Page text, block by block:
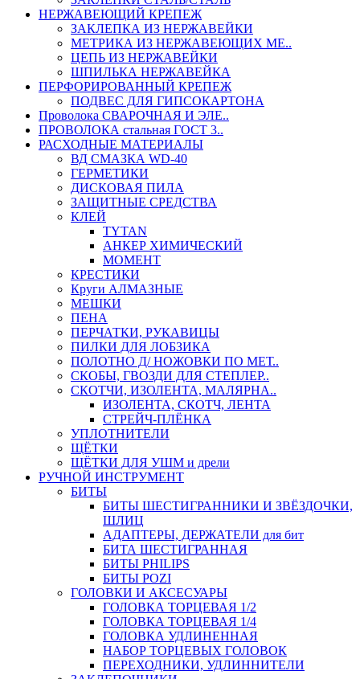
НЕРЖАВЕЮЩИЙ КРЕПЕЖ
ЗАКЛЕПКА ИЗ НЕРЖАВЕЙКИ
МЕТРИКА ИЗ НЕРЖАВЕЮЩИХ МЕ..
ЦЕПЬ ИЗ НЕРЖАВЕЙКИ
ШПИЛЬКА НЕРЖАВЕЙКА
ПЕРФОРИРОВАННЫЙ КРЕПЕЖ
ПОДВЕС ДЛЯ ГИПСОКАРТОНА
Проволока СВАРОЧНАЯ И ЭЛЕ..
ПРОВОЛОКА стальная ГОСТ 3..
РАСХОДНЫЕ МАТЕРИАЛЫ
ВД СМАЗКА WD-40
ГЕРМЕТИКИ
ДИСКОВАЯ ПИЛА
ЗАЩИТНЫЕ СРЕДСТВА
КЛЕЙ
TYTAN
АНКЕР ХИМИЧЕСКИЙ
МОМЕНТ
КРЕСТИКИ
Круги АЛМАЗНЫЕ
МЕШКИ
ПЕНА
ПЕРЧАТКИ, РУКАВИЦЫ
ПИЛКИ ДЛЯ ЛОБЗИКА
ПОЛОТНО Д/ НОЖОВКИ ПО МЕТ..
СКОБЫ, ГВОЗДИ ДЛЯ СТЕПЛЕР..
СКОТЧИ, ИЗОЛЕНТА, МАЛЯРНА..
ИЗОЛЕНТА, СКОТЧ, ЛЕНТА
СТРЕЙЧ-ПЛЁНКА
УПЛОТНИТЕЛИ
ЩЁТКИ
ЩЁТКИ ДЛЯ УШМ и дрели
РУЧНОЙ ИНСТРУМЕНТ
БИТЫ
БИТЫ ШЕСТИГРАННИКИ И ЗВЁЗДОЧКИ,
ШЛИЦ
АДАПТЕРЫ, ДЕРЖАТЕЛИ для бит
БИТА ШЕСТИГРАННАЯ
БИТЫ PHILIPS
БИТЫ POZI
ГОЛОВКИ И АКСЕСУАРЫ
ГОЛОВКА ТОРЦЕВАЯ 1/2
ГОЛОВКА ТОРЦЕВАЯ 1/4
ГОЛОВКА УДЛИНЕННАЯ
НАБОР ТОРЦЕВЫХ ГОЛОВОК
ПЕРЕХОДНИКИ, УДЛИННИТЕЛИ